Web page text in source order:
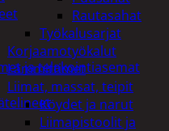
Rautasahat
Työkalusarjat
Korjaamotyökalut
Lämmittimet
Liimat, massat, teipit
Köydet ja narut
Liimapistoolit ja
ja telakointiasemat